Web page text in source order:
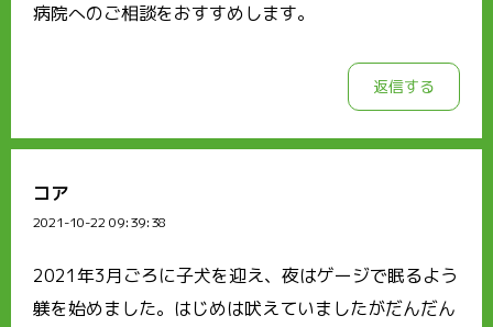
病院へのご相談をおすすめします。
返信する
コア
2021-10-22 09:39:38
2021年3月ごろに子犬を迎え、夜はゲージで眠るよう
躾を始めました。はじめは吠えていましたがだんだん